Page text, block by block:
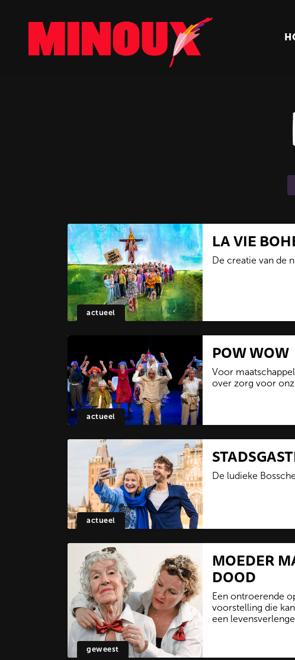
actueel
LA VIE
De creatie van de
actueel
POW WOW
Voor
over zorg voor
actueel
De ludieke
geweest
MOEDER
DOOD
Een ontroerende
voorstelling die
een